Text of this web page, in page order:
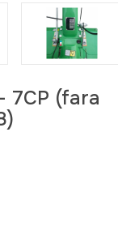
7CP (fara